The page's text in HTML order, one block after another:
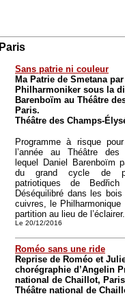
Paris
Sans patrie ni couleur
Ma Patrie de Smetana
Philharmoniker sous la
Barenboïm au Théâtre
Paris.
Théâtre des Champs-
Programme à risque
l’année au Théâtre des
lequel Daniel Barenboïm
du grand cycle de
patriotiques de
Déséquilibré dans les
cuivres, le
partition au lieu de l’éclairer.
Le 20/12/2016
Roméo sans une ride
Reprise de Roméo et
chorégraphie d’Angelin
national de Chaillot,
Théâtre national de